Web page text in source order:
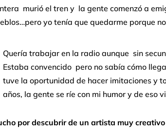
murió el tren y la gente comenzó a
yo tenía que quedarme porque
Quería trabajar en la radio aunque sin
Estaba convencido pero no sabía cómo
tuve la oportunidad de hacer imitaciones y
años, la gente se ríe con mi humor y de eso
por descubrir de un artista muy